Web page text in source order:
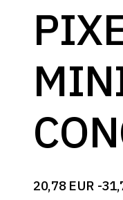
20,78 EUR -
Rango